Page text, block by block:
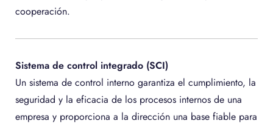
cooperación.
Sistema de control integrado (SCI)
Un sistema de control interno garantiza el cumplimiento, la
seguridad y la eficacia de los procesos internos de una
empresa y proporciona a la dirección una base fiable para